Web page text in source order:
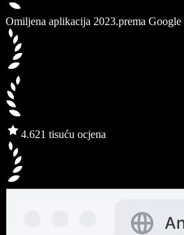
Omiljena aplikacija 2023.prema Google
4.621 tisuću ocjena